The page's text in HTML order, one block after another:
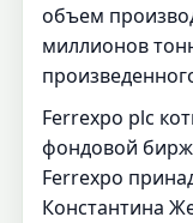
объем
миллионов
Ferrexpo plc
фондовой
Ferrexpo
Константина